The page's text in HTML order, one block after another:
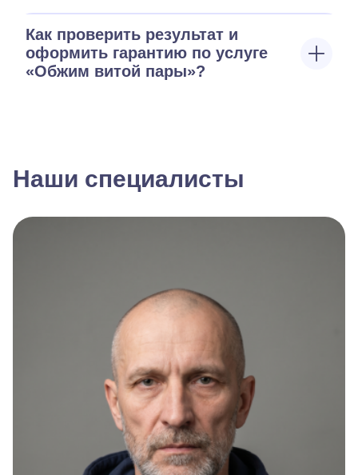
Как проверить результат и
оформить гарантию по услуге
«Обжим витой пары»?
Наши специалисты